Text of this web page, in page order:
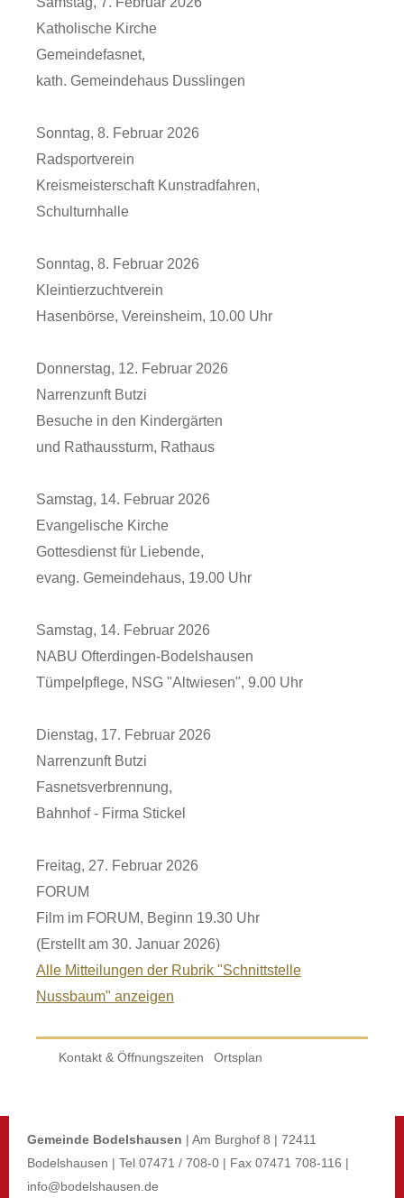
Katholische Kirche
Gemeindefasnet,
kath. Gemeindehaus Dusslingen
Sonntag, 8. Februar 2026
Radsportverein
Kreismeisterschaft Kunstradfahren,
Schulturnhalle
Sonntag, 8. Februar 2026
Kleintierzuchtverein
Hasenbörse, Vereinsheim, 10.00 Uhr
Donnerstag, 12. Februar 2026
Narrenzunft Butzi
Besuche in den Kindergärten
und Rathaussturm, Rathaus
Samstag, 14. Februar 2026
Evangelische Kirche
Gottesdienst für Liebende,
evang. Gemeindehaus, 19.00 Uhr
Samstag, 14. Februar 2026
NABU Ofterdingen-Bodelshausen
Tümpelpflege, NSG "Altwiesen", 9.00 Uhr
Dienstag, 17. Februar 2026
Narrenzunft Butzi
Fasnetsverbrennung,
Bahnhof - Firma Stickel
Freitag, 27. Februar 2026
FORUM
Film im FORUM, Beginn 19.30 Uhr
(Erstellt am 30. Januar 2026)
Alle Mitteilungen der Rubrik "Schnittstelle
Nussbaum" anzeigen
Kontakt & Öffnungszeiten Ortsplan
Gemeinde Bodelshausen | Am Burghof 8 | 72411
Bodelshausen | Tel 07471 / 708-0 | Fax 07471 708-116 |
info@bodelshausen.de